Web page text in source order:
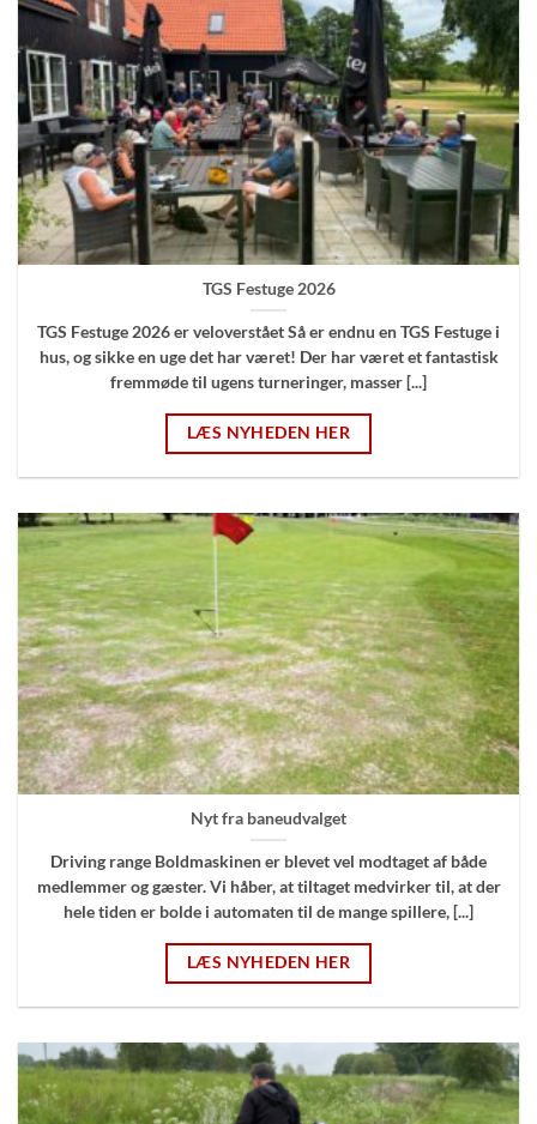
TGS Festuge 2026
TGS Festuge 2026 er veloverstået Så er endnu en TGS Festuge i
hus, og sikke en uge det har været! Der har været et fantastisk
fremmøde til ugens turneringer, masser [...]
LÆS NYHEDEN HER
Nyt fra baneudvalget
Driving range Boldmaskinen er blevet vel modtaget af både
medlemmer og gæster. Vi håber, at tiltaget medvirker til, at der
hele tiden er bolde i automaten til de mange spillere, [...]
LÆS NYHEDEN HER